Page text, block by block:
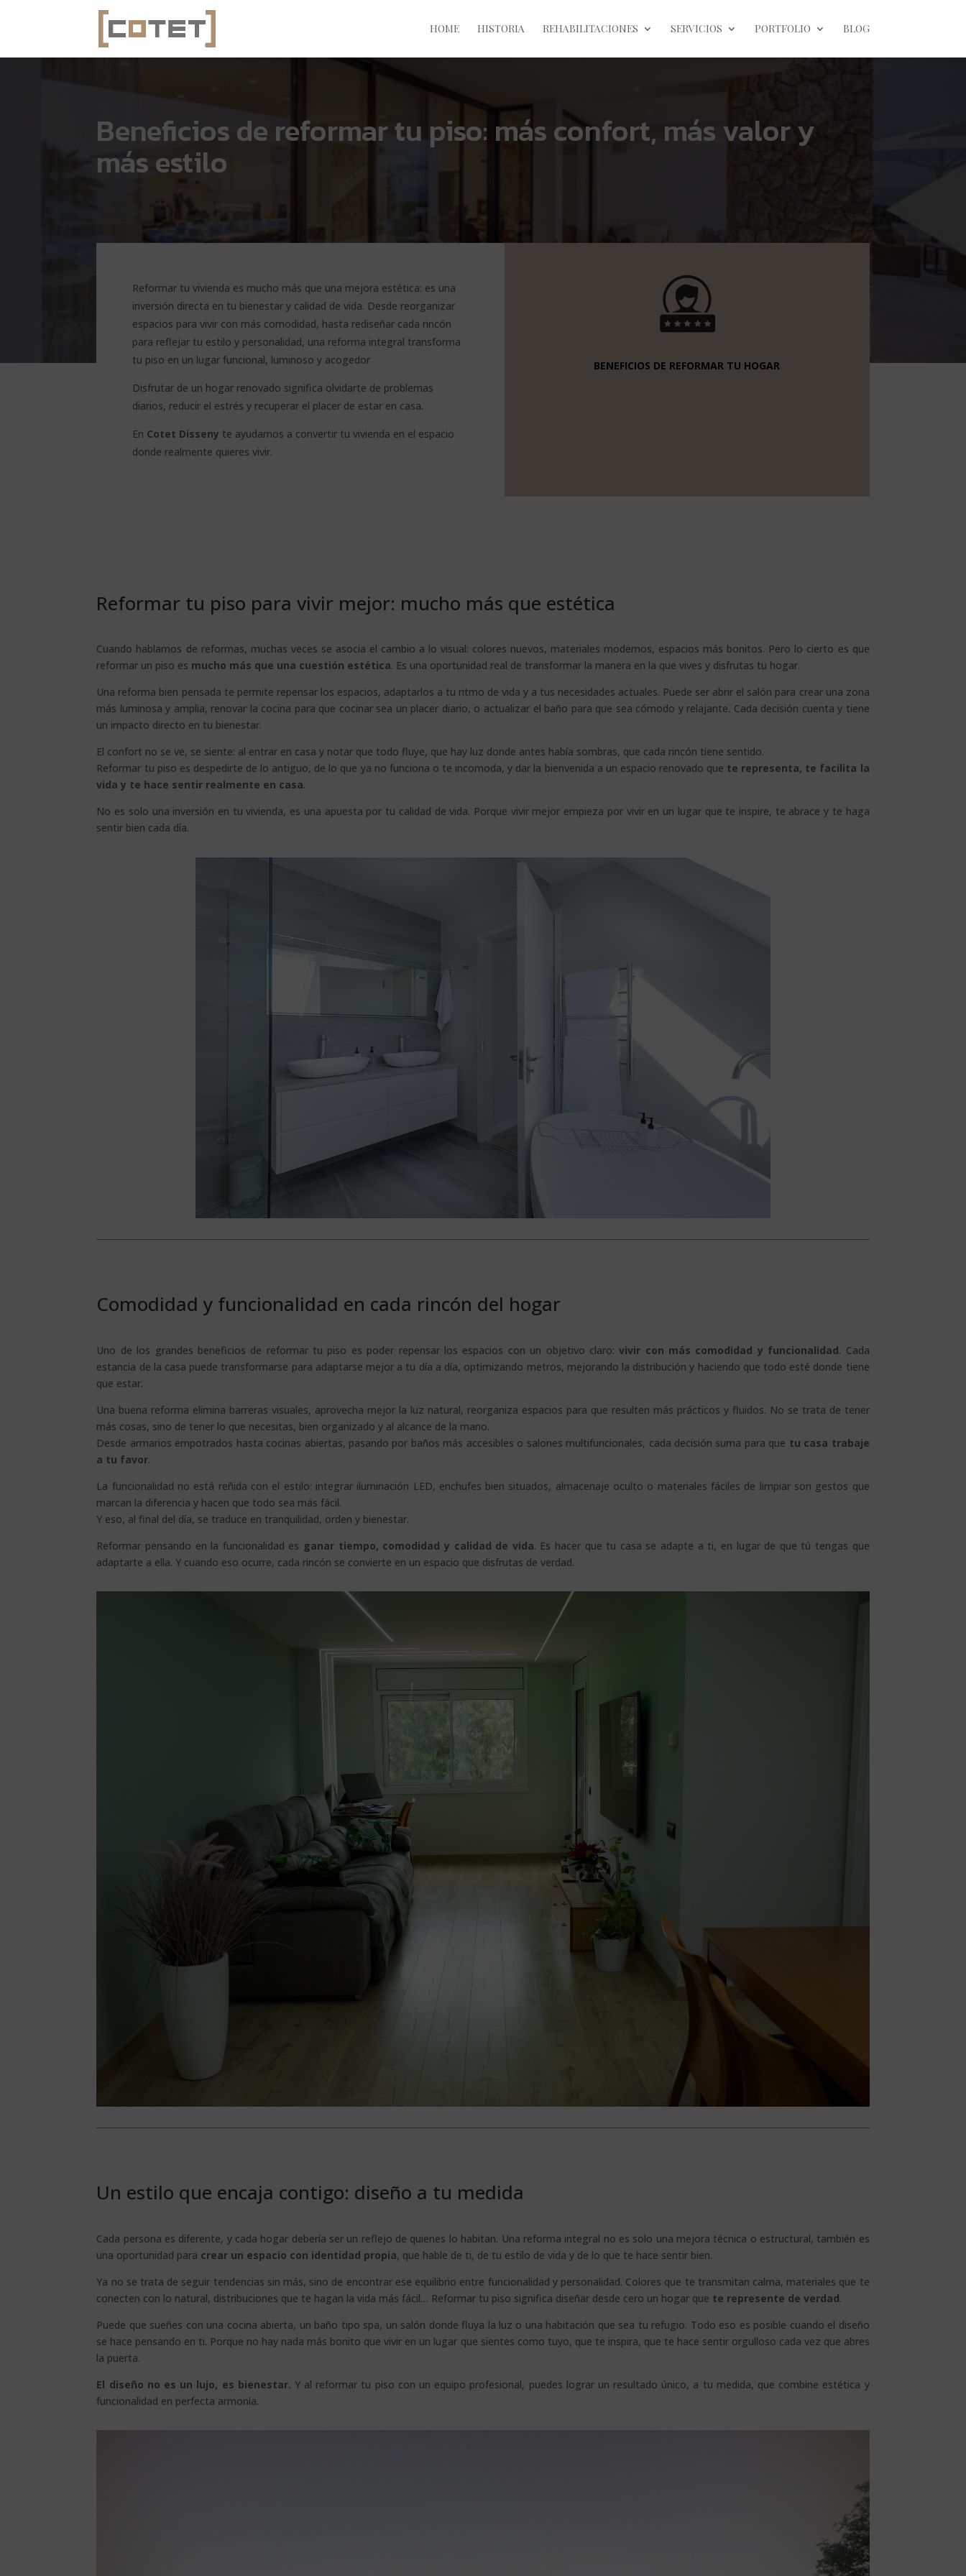
HOME HISTORIA REHABILITACIONES SERVICIOS PORTFOLIO BLOG
Beneficios de reformar tu piso: más confort, más valor y
más estilo
Reformar tu vivienda es mucho más que una mejora estética: es una
inversión directa en tu bienestar y calidad de vida. Desde reorganizar
espacios para vivir con más comodidad, hasta rediseñar cada rincón
para reflejar tu estilo y personalidad, una reforma integral transforma
tu piso en un lugar funcional, luminoso y acogedor
Disfrutar de un hogar renovado significa olvidarte de problemas
diarios, reducir el estrés y recuperar el placer de estar en casa.
En Cotet Disseny te ayudamos a convertir tu vivienda en el espacio
donde realmente quieres vivir.
BENEFICIOS DE REFORMAR TU HOGAR
Reformar tu piso para vivir mejor: mucho más que estética
Cuando hablamos de reformas, muchas veces se asocia el cambio a lo visual: colores nuevos, materiales modernos, espacios más bonitos. Pero lo cierto es que
reformar un piso es mucho más que una cuestión estética. Es una oportunidad real de transformar la manera en la que vives y disfrutas tu hogar.
Una reforma bien pensada te permite repensar los espacios, adaptarlos a tu ritmo de vida y a tus necesidades actuales. Puede ser abrir el salón para crear una zona
más luminosa y amplia, renovar la cocina para que cocinar sea un placer diario, o actualizar el baño para que sea cómodo y relajante. Cada decisión cuenta y tiene
un impacto directo en tu bienestar.
El confort no se ve, se siente: al entrar en casa y notar que todo fluye, que hay luz donde antes había sombras, que cada rincón tiene sentido.
Reformar tu piso es despedirte de lo antiguo, de lo que ya no funciona o te incomoda, y dar la bienvenida a un espacio renovado que te representa, te facilita la
vida y te hace sentir realmente en casa.
No es solo una inversión en tu vivienda, es una apuesta por tu calidad de vida. Porque vivir mejor empieza por vivir en un lugar que te inspire, te abrace y te haga
sentir bien cada día.
Comodidad y funcionalidad en cada rincón del hogar
Uno de los grandes beneficios de reformar tu piso es poder repensar los espacios con un objetivo claro:vivir con más comodidad y funcionalidad. Cada
estancia de la casa puede transformarse para adaptarse mejor a tu día a día, optimizando metros, mejorando la distribución y haciendo que todo esté donde tiene
que estar.
Una buena reforma elimina barreras visuales, aprovecha mejor la luz natural, reorganiza espacios para que resulten más prácticos y fluidos. No se trata de tener
más cosas, sino de tener lo que necesitas, bien organizado y al alcance de la mano.
Desde armarios empotrados hasta cocinas abiertas, pasando por baños más accesibles o salones multifuncionales, cada decisión suma para que tu casa trabaje
a tu favor.
La funcionalidad no está reñida con el estilo: integrar iluminación LED, enchufes bien situados, almacenaje oculto o materiales fáciles de limpiar son gestos que
marcan la diferencia y hacen que todo sea más fácil.
Y eso, al final del día, se traduce en tranquilidad, orden y bienestar.
Reformar pensando en la funcionalidad es ganar tiempo, comodidad y calidad de vida. Es hacer que tu casa se adapte a ti, en lugar de que tú tengas que
adaptarte a ella. Y cuando eso ocurre, cada rincón se convierte en un espacio que disfrutas de verdad.
Un estilo que encaja contigo: diseño a tu medida
Cada persona es diferente, y cada hogar debería ser un reflejo de quienes lo habitan. Una reforma integral no es solo una mejora técnica o estructural, también es
una oportunidad para crear un espacio con identidad propia, que hable de ti, de tu estilo de vida y de lo que te hace sentir bien.
Ya no se trata de seguir tendencias sin más, sino de encontrar ese equilibrio entre funcionalidad y personalidad. Colores que te transmitan calma, materiales que te
conecten con lo natural, distribuciones que te hagan la vida más fácil… Reformar tu piso significa diseñar desde cero un hogar que te represente de verdad.
Puede que sueñes con una cocina abierta, un baño tipo spa, un salón donde fluya la luz o una habitación que sea tu refugio. Todo eso es posible cuando el diseño
se hace pensando en ti. Porque no hay nada más bonito que vivir en un lugar que sientes como tuyo, que te inspira, que te hace sentir orgulloso cada vez que abres
la puerta.
El diseño no es un lujo, es bienestar. Y al reformar tu piso con un equipo profesional, puedes lograr un resultado único, a tu medida, que combine estética y
funcionalidad en perfecta armonía.